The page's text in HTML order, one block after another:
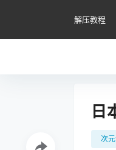
解压教程
日
次